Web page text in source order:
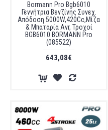
Bormann Pro Bgb6010
Γεννήτρια Βενζίνης Συνεχ.
Απόδοση 5000W,420Cc,Μίζα
& Μπαταρία Avr, Τροχοί
BGB6010 BORMANN Pro
(085522)
643,08€